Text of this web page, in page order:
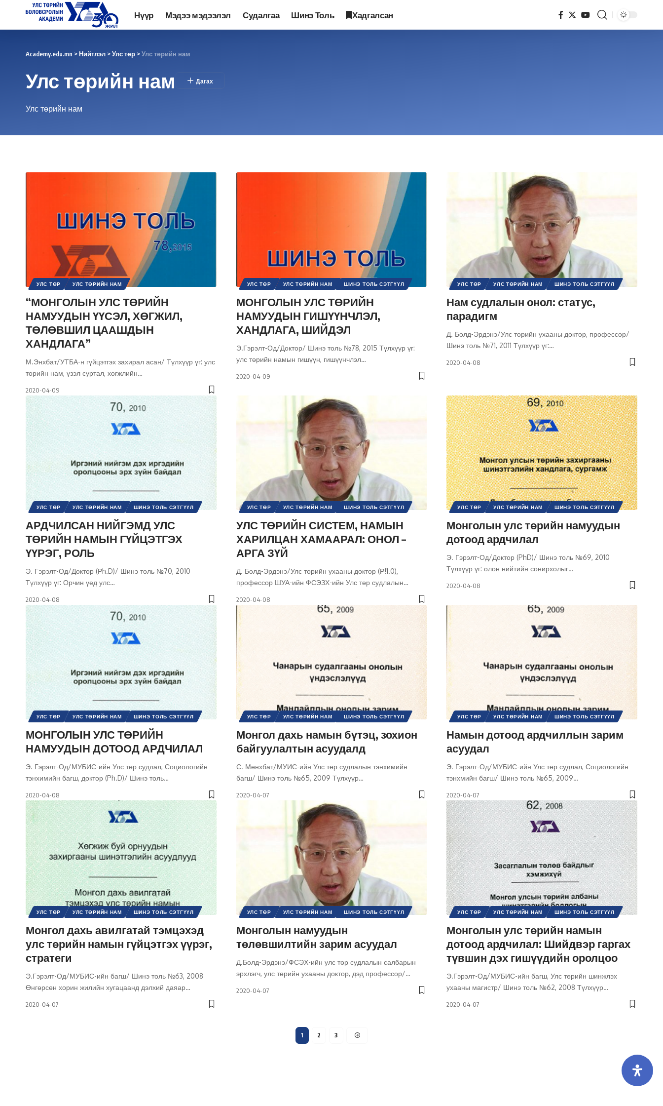
Нүүр Мэдээ мэдээлэл Судалгаа Шинэ Толь Хадгалсан
Academy.edu.mn >Нийтлэл >Улс төр >Улс төрийн нам
Улс төрийн нам
Улс төрийн нам
УЛС ТӨР
УЛС ТӨРИЙН НАМ
УЛС ТӨРИЙН СЭТГЭЛГЭЭНИЙ ТҮҮХ / ҮЗЭЛ СУРТАЛ
ШИНЭ ТОЛЬ СЭТГҮҮЛ
“МОНГОЛЫН УЛС ТӨРИЙН
НАМУУДЫН ҮҮСЭЛ, ХӨГЖИЛ,
ТӨЛӨВШИЛ ЦААШДЫН
ХАНДЛАГА”
М.Энхбат/УТБА-н гүйцэтгэх захирал асан/ Түлхүүр үг: улс
төрийн нам, үзэл суртал, хөгжлийн…
2020-04-09
УЛС ТӨР УЛС ТӨРИЙН НАМ ШИНЭ ТОЛЬ СЭТГҮҮЛ
МОНГОЛЫН УЛС ТӨРИЙН
НАМУУДЫН ГИШҮҮНЧЛЭЛ,
ХАНДЛАГА, ШИЙДЭЛ
Э.Гэрэлт-Од/Доктор/ Шинэ толь №78, 2015 Түлхүүр үг:
улс төрийн намын гишүүн, гишүүнчлэл…
2020-04-09
УЛС ТӨР УЛС ТӨРИЙН НАМ ШИНЭ ТОЛЬ СЭТГҮҮЛ
Нам судлалын онол: статус,
парадигм
Д. Болд-Эрдэнэ/Улс төрийн ухааны доктор, профессор/
Шинэ толь №71, 2011 Түлхүүр үг:…
2020-04-08
УЛС ТӨР УЛС ТӨРИЙН НАМ ШИНЭ ТОЛЬ СЭТГҮҮЛ
АРДЧИЛСАН НИЙГЭМД УЛС
ТӨРИЙН НАМЫН ГҮЙЦЭТГЭХ
ҮҮРЭГ, РОЛЬ
Э. Гэрэлт-Од/Доктор (Рh.D)/ Шинэ толь №70, 2010
Түлхүүр үг: Орчин үед улс…
2020-04-08
УЛС ТӨР УЛС ТӨРИЙН НАМ ШИНЭ ТОЛЬ СЭТГҮҮЛ
УЛС ТӨРИЙН СИСТЕМ, НАМЫН
ХАРИЛЦАН ХАМААРАЛ: ОНОЛ –
АРГА ЗҮЙ
Д. Болд-Эрдэнэ/Улс төрийн ухааны доктор (Р!1.0),
профессор ШУА-ийн ФСЭЗХ-ийн Улс төр судлалын…
2020-04-08
УЛС ТӨР УЛС ТӨРИЙН НАМ ШИНЭ ТОЛЬ СЭТГҮҮЛ
Монголын улс төрийн намуудын
дотоод ардчилал
Э. Гэрэлт-Од/Доктор (PhD)/ Шинэ толь №69, 2010
Түлхүүр үг: олон нийтийн сонирхолыг…
2020-04-08
УЛС ТӨР УЛС ТӨРИЙН НАМ ШИНЭ ТОЛЬ СЭТГҮҮЛ
МОНГОЛЫН УЛС ТӨРИЙН
НАМУУДЫН ДОТООД АРДЧИЛАЛ
Э. Гэрэлт-Од/МУБИС-ийн Улс төр судлал, Социологийн
тэнхимийн багш, доктор (Ph.D)/ Шинэ толь…
2020-04-08
УЛС ТӨР УЛС ТӨРИЙН НАМ ШИНЭ ТОЛЬ СЭТГҮҮЛ
Монгол дахь намын бүтэц, зохион
байгуулалтын асуудалд
С. Мөнхбат/МУИС-ийн Улс төр судлалын тэнхимийн
багш/ Шинэ толь №65, 2009 Түлхүүр…
2020-04-07
УЛС ТӨР УЛС ТӨРИЙН НАМ ШИНЭ ТОЛЬ СЭТГҮҮЛ
Намын дотоод ардчиллын зарим
асуудал
Э. Гэрэлт-Од/МУБИС-ийн Улс төр судлал, Социологийн
тэнхмийн багш/ Шинэ толь №65, 2009…
2020-04-07
УЛС ТӨР УЛС ТӨРИЙН НАМ ШИНЭ ТОЛЬ СЭТГҮҮЛ
Монгол дахь авилгатай тэмцэхэд
улс төрийн намын гүйцэтгэх үүрэг,
стратеги
Э.Гэрэлт-Од/МУБИС-ийн багш/ Шинэ толь №63, 2008
Өнгөрсөн хорин жилийн хугацаанд дэлхий даяар…
2020-04-07
УЛС ТӨР УЛС ТӨРИЙН НАМ ШИНЭ ТОЛЬ СЭТГҮҮЛ
Монголын намуудын
төлөвшилтийн зарим асуудал
Д.Болд-Эрдэнэ/ФСЭХ-ийн улс төр судлалын салбарын
эрхлэгч, улс төрийн ухааны доктор, дэд профессор/…
2020-04-07
УЛС ТӨР УЛС ТӨРИЙН НАМ ШИНЭ ТОЛЬ СЭТГҮҮЛ
Монголын улс төрийн намын
дотоод ардчилал: Шийдвэр гаргах
түвшин дэх гишүүдийн оролцоо
Э.Гэрэлт-Од/МУБИС-ийн багш, Улс төрийн шинжлэх
ухааны магистр/ Шинэ толь №62, 2008 Түлхүүр…
2020-04-07
1 2 3